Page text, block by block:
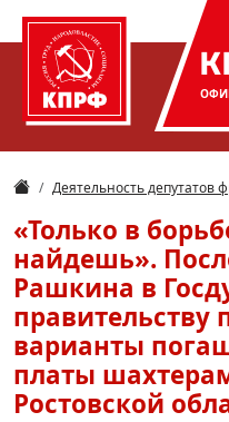
Деятельность
«Только в
найдешь».
Рашкина в
правительству
варианты
платы
Ростовской